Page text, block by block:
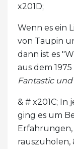
x201D;
Wenn es ein
von Taupin
dann ist es
aus dem
Fantastic
& # x201C;
ging es um
rauszuholen,